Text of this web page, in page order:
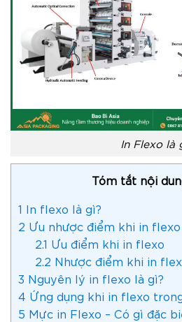
In Flexo là
Tóm tắt nội
1 In flexo là gì?
2 Ưu nhược điểm khi in flexo
2.1 Ưu điểm khi in flexo
2.2 Nhược điểm khi in
3 Nguyên lý in flexo là gì?
4 Ứng dụng khi in flexo
5 Mực in Flexo – Có gì đặc